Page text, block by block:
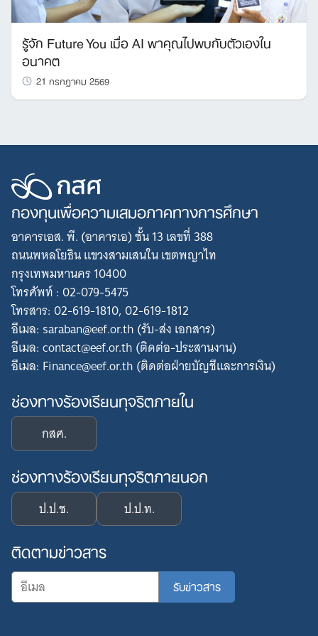
รู้จัก Future You เมื่อ AI พาคุณไปพบกับตัวเองใน
อนาคต
21 กรกฎาคม 2569
กองทุนเพื่อความเสมอภาคทางการศึกษา
อาคารเอส. พี. (อาคารเอ) ชั้น 13 เลขที่ 388
ถนนพหลโยธิน แขวงสามเสนใน เขตพญาไท
กรุงเทพมหานคร 10400
โทรศัพท์ : 02-079-5475
โทรสาร: 02-619-1810, 02-619-1812
อีเมล: saraban@eef.or.th (รับ-ส่ง เอกสาร)
อีเมล: contact@eef.or.th (ติดต่อ-ประสานงาน)
อีเมล: Finance@eef.or.th (ติดต่อฝ่ายบัญชีและการเงิน)
ช่องทางร้องเรียนทุจริตภายใน
กสศ.
ช่องทางร้องเรียนทุจริตภายนอก
ป.ป.ช. ป.ป.ท.
ติดตามข่าวสาร